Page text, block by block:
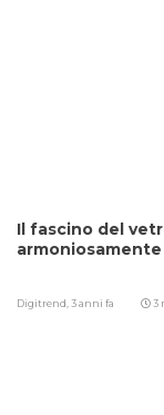
Il fascino del
armoniosamente
Digitrend,3 anni fa 3